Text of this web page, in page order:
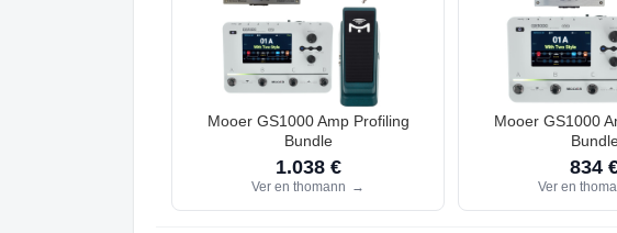
Mooer GS1000 Amp Profiling
Bundle
1.038 €
Ver en thomann →
Mooer GS1000
834
Ver en